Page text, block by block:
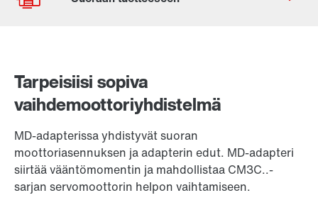
Sijainnit maailmanlaajuisesti
Käyttölaitteen valinta
Tuotekonfiguraattori
Tekniset tiedot / korvaava tuote
Tai hanki yleiskatsaus ensin
Online Support
Tarpeisiisi sopiva
vaihdemoottoriyhdistelmä
MD-adapterissa yhdistyvät suoran
moottoriasennuksen ja adapterin edut. MD-adapteri
siirtää vääntömomentin ja mahdollistaa CM3C..-
sarjan servomoottorin helpon vaihtamiseen.